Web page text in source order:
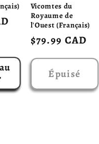
Vicomtes du
Royaume de
l'Ouest (Français)
Prix
habituel
$79.99 CAD
Épuisé